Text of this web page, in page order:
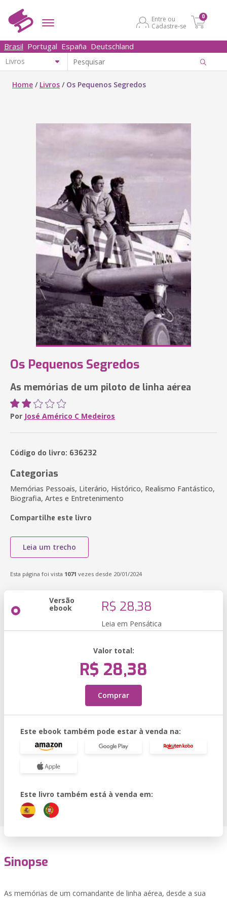
Entre ou
Cadastre-se
0
Brasil Portugal España Deutschland
Home / Livros / Os Pequenos Segredos
Os Pequenos Segredos
As memórias de um piloto de linha aérea
Por José Américo C Medeiros
Código do livro: 636232
Categorias
Memórias Pessoais, Literário, Histórico, Realismo Fantástico,
Biografia, Artes e Entretenimento
Compartilhe este livro
Leia um trecho
Esta página foi vista 1071 vezes desde 20/01/2024
Versão
ebook R$ 28,38
Leia em Pensática
Valor total:
R$ 28,38
Comprar
Este ebook também pode estar à venda na:
Este livro também está à venda em:
Sinopse
As memórias de um comandante de linha aérea, desde a sua